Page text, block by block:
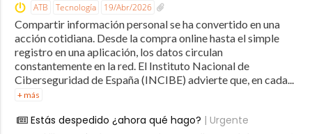
ATB Tecnología 19/Abr/2026
Compartir información personal se ha convertido en una
acción cotidiana. Desde la compra online hasta el simple
registro en una aplicación, los datos circulan
constantemente en la red. El Instituto Nacional de
Ciberseguridad de España (INCIBE) advierte que, en cada...
+ más
Estás despedido ¿ahora qué hago? | Urgente